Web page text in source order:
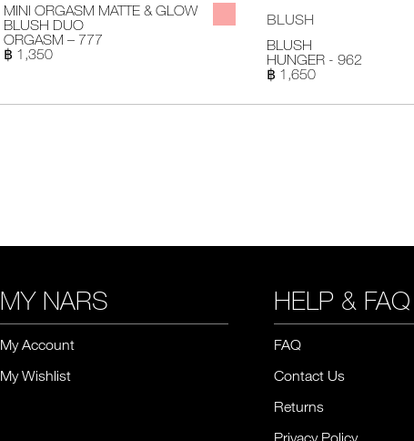
MINI ORGASM MATTE & GLOW
BLUSH DUO
ORGASM – 777
฿ 1,350
BLUSH
BLUSH
HUNGER - 962
฿ 1,650
MY NARS
My Account
My Wishlist
HELP & FAQ
FAQ
Contact Us
Returns
Privacy Policy